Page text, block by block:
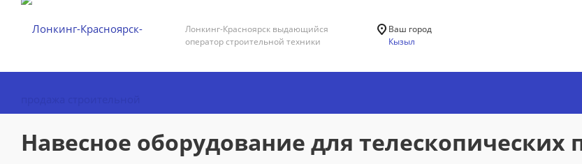
Лонкинг-Красноярск выдающийся
оператор строительной техники
Ваш город
Кызыл
Навесное оборудование для телескопических